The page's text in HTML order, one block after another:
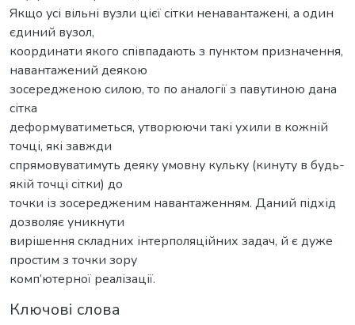
Якщо усі вільні вузли цієї сітки ненавантажені, а один
єдиний вузол,
координати якого співпадають з пунктом призначення,
навантажений деякою
зосередженою силою, то по аналогії з павутиною дана
сітка
деформуватиметься, утворюючи такі ухили в кожній
точці, які завжди
спрямовуватимуть деяку умовну кульку (кинуту в будь-
якій точці сітки) до
точки із зосередженим навантаженням. Даний підхід
дозволяє уникнути
вирішення складних інтерполяційних задач, й є дуже
простим з точки зору
комп’ютерної реалізації.
Ключові слова